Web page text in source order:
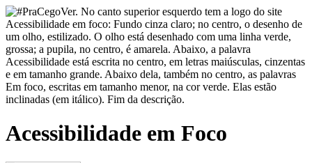
Acessibilidade em Foco